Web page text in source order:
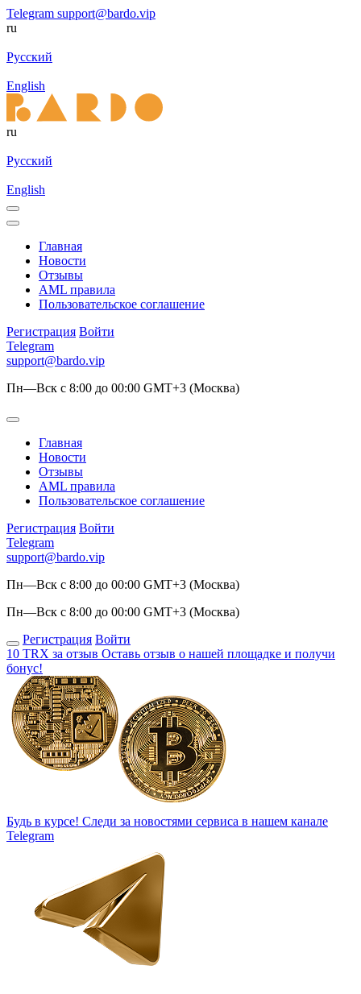
Telegram support@bardo.vip
ru
Русский
English
ru
Русский
English
Главная
Новости
Отзывы
AML правила
Пользовательское соглашение
Регистрация Войти
Telegram
support@bardo.vip
Пн—Вск с 8:00 до 00:00 GMT+3 (Москва)
Главная
Новости
Отзывы
AML правила
Пользовательское соглашение
Регистрация Войти
Telegram
support@bardo.vip
Пн—Вск с 8:00 до 00:00 GMT+3 (Москва)
Пн—Вск с 8:00 до 00:00 GMT+3 (Москва)
Регистрация Войти
10 TRX за отзыв Оставь отзыв о нашей площадке и получи
бонус!
Будь в курсе! Следи за новостями сервиса в нашем канале
Telegram